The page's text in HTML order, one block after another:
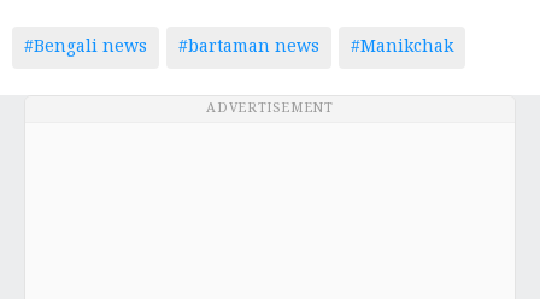
#Bengali news #bartaman news #Manikchak
ADVERTISEMENT